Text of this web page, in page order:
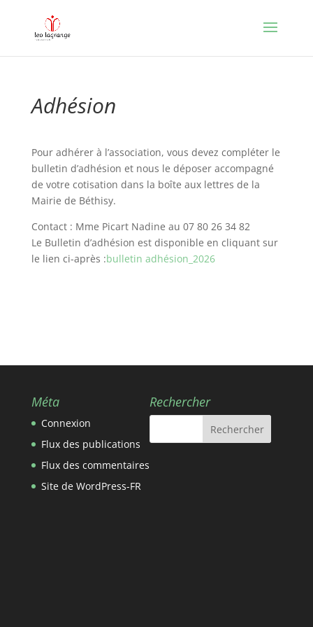
Adhésion
Pour adhérer à l’association, vous devez compléter le
bulletin d’adhésion et nous le déposer accompagné
de votre cotisation dans la boîte aux lettres de la
Mairie de Béthisy.
Contact : Mme Picart Nadine au 07 80 26 34 82
Le Bulletin d’adhésion est disponible en cliquant sur
le lien ci-après :bulletin adhésion_2026
Méta
Connexion
Flux des publications
Flux des commentaires
Site de WordPress-FR
Rechercher